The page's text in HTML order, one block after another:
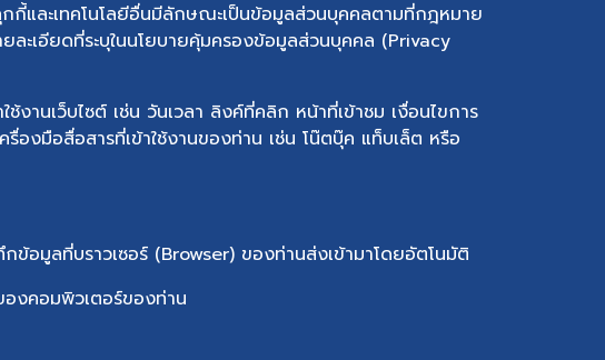
และเทคโนโลยีอื่นมีลักษณะเป็นข้อมูลส่วนบุคคลตามที่กฎหมาย
ละเอียดที่ระบุในนโยบายคุ้มครองข้อมูลส่วนบุคคล (Privacy
งานเว็บไซต์ เช่น วันเวลา ลิงค์ที่คลิก หน้าที่เข้าชม เงื่อนไขการ
งมือสื่อสารที่เข้าใช้งานของท่าน เช่น โน๊ตบุ๊ค แท็บเล็ต หรือ
กข้อมูลที่บราวเซอร์ (Browser) ของท่านส่งเข้ามาโดยอัตโนมัติ
งคอมพิวเตอร์ของท่าน